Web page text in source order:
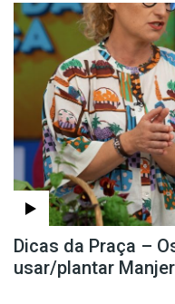
Dicas da Praça –
usar/plantar